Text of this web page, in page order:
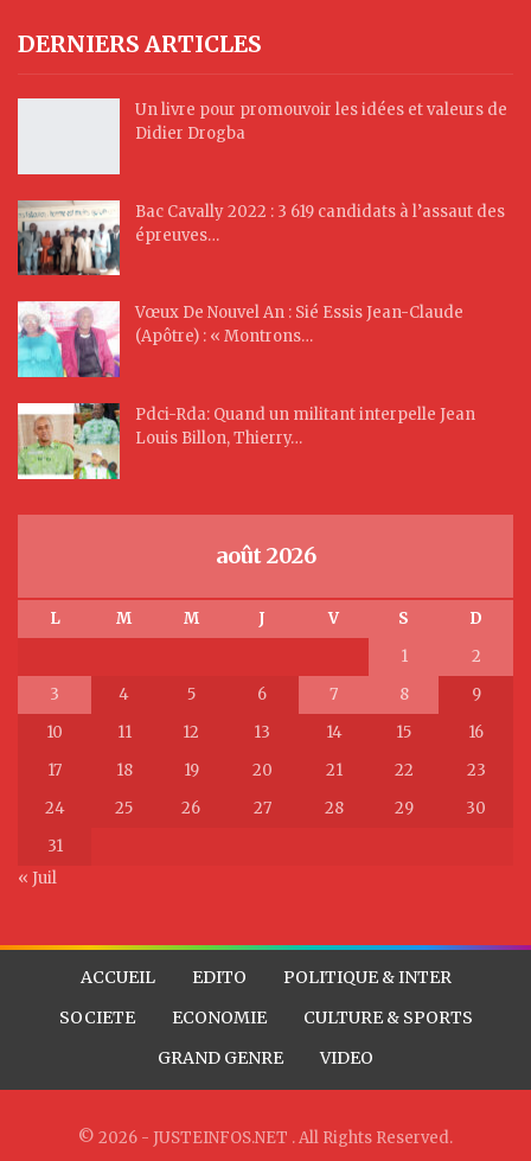
DERNIERS ARTICLES
Un livre pour promouvoir les idées et valeurs de
Didier Drogba
Bac Cavally 2022 : 3 619 candidats à l’assaut des
épreuves…
Vœux De Nouvel An : Sié Essis Jean-Claude
(Apôtre) : « Montrons…
Pdci-Rda: Quand un militant interpelle Jean
Louis Billon, Thierry…
août 2026
L M M J V S
D
1
2
3
4 5 6 7 8
9
10
11 12 13 14 15
16
17
18 19 20 21 22
23
24
25 26 27 28 29
30
31
« Juil
ACCUEIL EDITO
POLITIQUE & INTER
SOCIETE
ECONOMIE
CULTURE & SPORTS
GRAND GENRE
VIDEO
© 2026 - JUSTEINFOS.NET . All Rights Reserved.